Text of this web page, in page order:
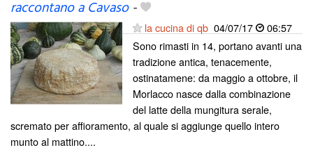
raccontano a Cavaso-
la cucina di qb 04/07/17
06:57
Sono rimasti in 14, portano avanti una
tradizione antica, tenacemente,
ostinatamene: da maggio a ottobre, il
Morlacco nasce dalla combinazione
del latte della mungitura serale,
scremato per affioramento, al quale si aggiunge quello intero
munto al mattino....